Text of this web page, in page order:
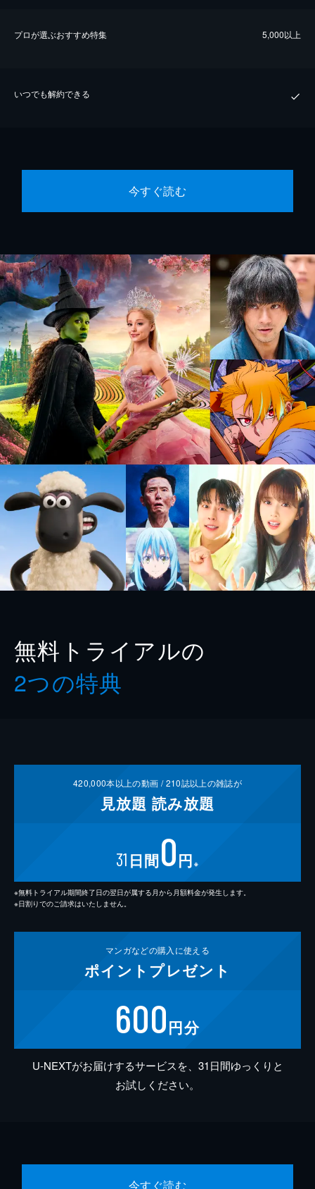
プロが選ぶおすすめ特集 5,000以上
いつでも解約できる
今すぐ読む
無料トライアルの
2つの特典
420,000本以上の動画 /210誌以上の雑誌が
見放題 読み放題
31 日間0円 ※
※無料トライアル期間終了日の翌日が属する月から月額料金が発生します。
※日割りでのご請求はいたしません。
マンガなどの購入に使える
ポイント プレゼント
600円分
U-NEXTがお届けするサービスを、31日間ゆっくりと
お試しください。
今すぐ読む